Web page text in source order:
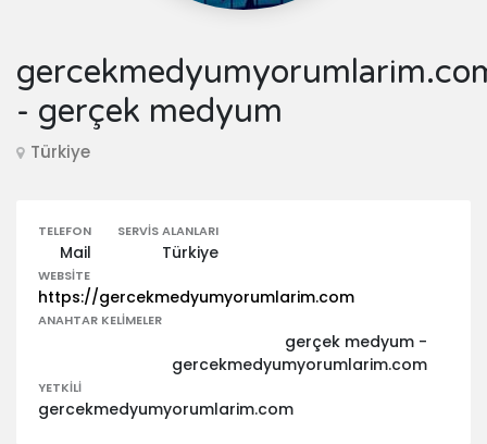
- gerçek medyum
Türkiye
TELEFON
Mail
SERVIS ALANLARI
Türkiye
WEBSITE
https://gercekmedyumyorumlarim.com
ANAHTAR KELIMELER
gerçek medyum -
gercekmedyumyorumlarim.com
YETKILI
gercekmedyumyorumlarim.com